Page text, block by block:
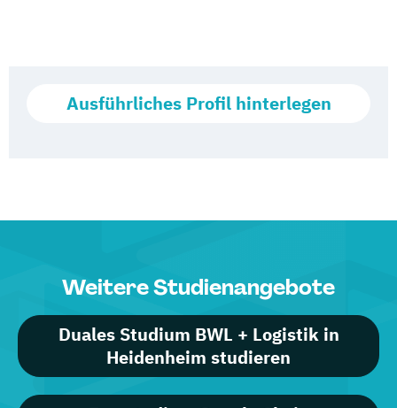
Ausführliches Profil hinterlegen
Weitere Studienangebote
Duales Studium BWL + Logistik in
Heidenheim studieren